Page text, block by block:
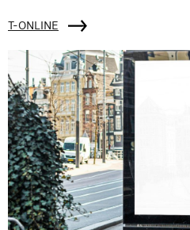
T-ONLINE